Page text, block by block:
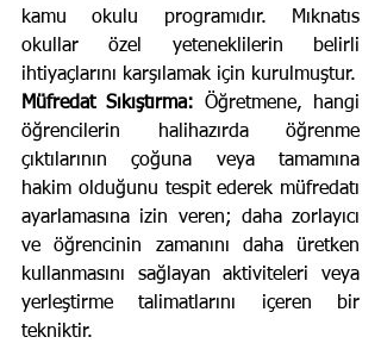
kamu okulu programıdır. Mıknatıs
okullar özel yeteneklilerin belirli
ihtiyaçlarını karşılamak için kurulmuştur.
Müfredat Sıkıştırma: Öğretmene, hangi
öğrencilerin halihazırda öğrenme
çıktılarının çoğuna veya tamamına
hakim olduğunu tespit ederek müfredatı
ayarlamasına izin veren; daha zorlayıcı
ve öğrencinin zamanını daha üretken
kullanmasını sağlayan aktiviteleri veya
yerleştirme talimatlarını içeren bir
tekniktir.